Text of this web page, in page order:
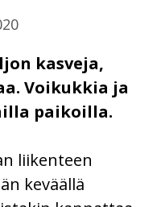
kasveja,
Voikukkia ja
paikoilla.
liikenteen
keväällä